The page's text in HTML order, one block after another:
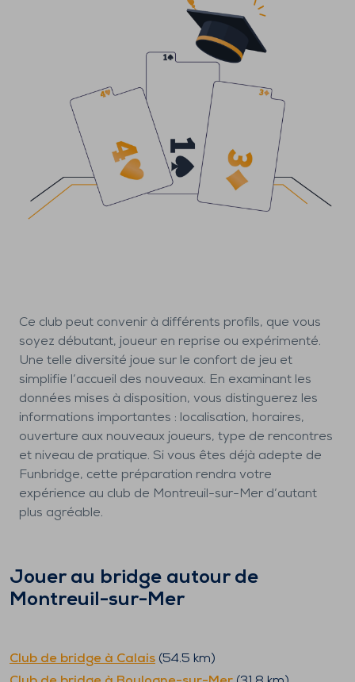
Ce club peut convenir à différents profils, que vous
soyez débutant, joueur en reprise ou expérimenté.
Une telle diversité joue sur le confort de jeu et
simplifie l’accueil des nouveaux. En examinant les
données mises à disposition, vous distinguerez les
informations importantes : localisation, horaires,
ouverture aux nouveaux joueurs, type de rencontres
et niveau de pratique. Si vous êtes déjà adepte de
Funbridge, cette préparation rendra votre
expérience au club de Montreuil-sur-Mer d’autant
plus agréable.
Jouer au bridge autour de
Montreuil-sur-Mer
Club de bridge à Calais (54.5 km)